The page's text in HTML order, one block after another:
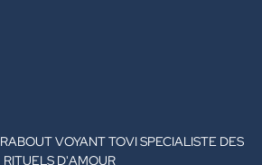
VOYANT TOVI SPECIALISTE DES
RITUELS D'AMOUR